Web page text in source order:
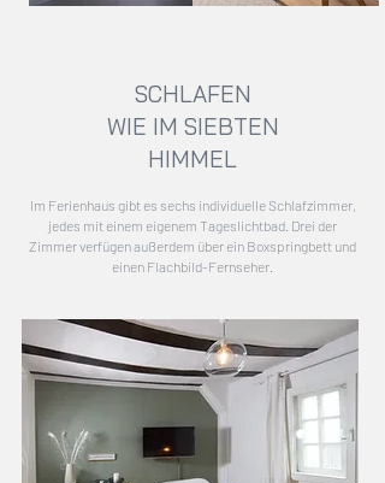
SCHLAFEN
WIE IM SIEBTEN
HIMMEL
Im Ferienhaus gibt es sechs individuelle Schlafzimmer,
jedes mit einem eigenem Tageslichtbad. Drei der
Zimmer verfügen außerdem über ein Boxspringbett und
einen Flachbild-Fernseher.